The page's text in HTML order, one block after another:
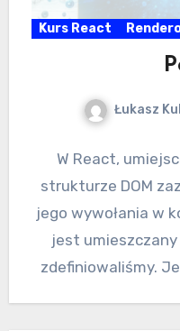
Kurs React
Łukasz
W React,
strukturze DOM
jego wywołania w
jest umieszczany
zdefiniowaliśmy.